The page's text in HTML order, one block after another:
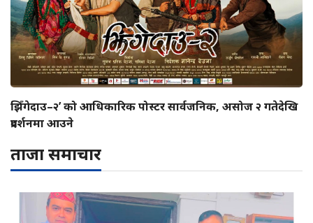
झिँगेदाउ–२’ को आधिकारिक पोस्टर सार्वजनिक, असोज २ गतेदेखि
प्रदर्शनमा आउने
ताजा समाचार